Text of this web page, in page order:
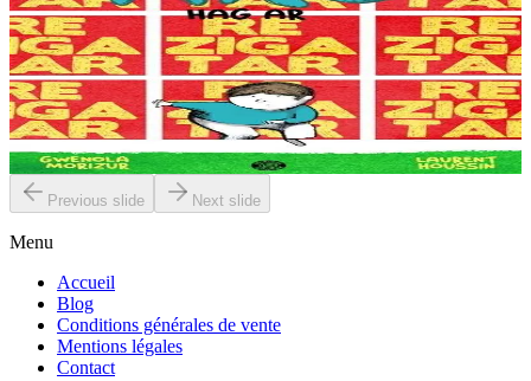
Milo et les Biencomilfo
Quand Milo dit qu'il n'aime pas l'école... c'est absolument faux ! Le
problème, c'est qu'il n'entre pas dans les cases. Alors l'écart avec les
autres élèves se...
En stock15,00 €
Previous slide Next slide
Menu
Accueil
Blog
Conditions générales de vente
Mentions légales
Contact